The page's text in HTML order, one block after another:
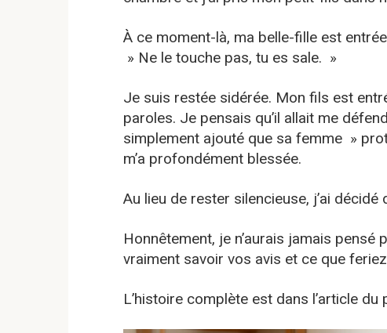
À ce moment-là, ma belle-fille est
» Ne le touche pas, tu es sale. »
Je suis restée sidérée. Mon fils est
paroles. Je pensais qu’il allait me
simplement ajouté que sa femme »
m’a profondément blessée.
Au lieu de rester silencieuse, j’ai décidé
Honnêtement, je n’aurais jamais
vraiment savoir vos avis et ce que
L’histoire complète est dans l’article